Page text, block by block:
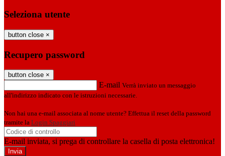
Seleziona utente
button close ×
Recupero password
button close ×
E-mail Verrà inviato un messaggio
all'indirizzo indicato con le istruzioni necessarie.
Non hai una e-mail associata al nome utente? Effettua il reset della password
tramite la Login Spaggiari
E-mail inviata, si prega di controllare la casella di posta elettronica!